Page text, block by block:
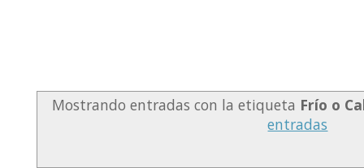
Mostrando entradas con la etiqueta Frío o
entradas